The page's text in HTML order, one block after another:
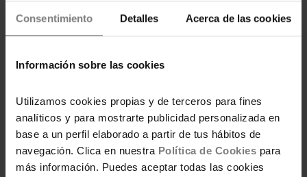
Consentimiento Detalles Acerca de las cookies
Información sobre las cookies
Utilizamos cookies propias y de terceros para fines
analíticos y para mostrarte publicidad personalizada en
base a un perfil elaborado a partir de tus hábitos de
navegación. Clica en nuestra Política de Cookies para
más información. Puedes aceptar todas las cookies
¿Cómo saber si ya soy
libre financieramente?